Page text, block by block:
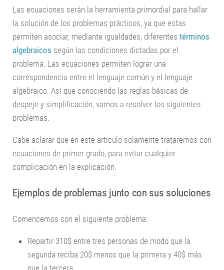
Las ecuaciones serán la herramienta primordial para hallar
la solución de los problemas prácticos, ya que estas
permiten asociar, mediante igualdades, diferentes términos
algebraicos según las condiciones dictadas por el
problema. Las ecuaciones permiten lograr una
correspondencia entre el lenguaje común y el lenguaje
algebraico. Así que conociendo las reglas básicas de
despeje y simplificación, vamos a resolver los siguientes
problemas.
Cabe aclarar que en este artículo solamente trataremos con
ecuaciones de primer grado, para evitar cualquier
complicación en la explicación.
Ejemplos de problemas junto con sus soluciones
Comencemos con el siguiente problema:
Repartir 310$ entre tres personas de modo que la
segunda reciba 20$ menos que la primera y 40$ más